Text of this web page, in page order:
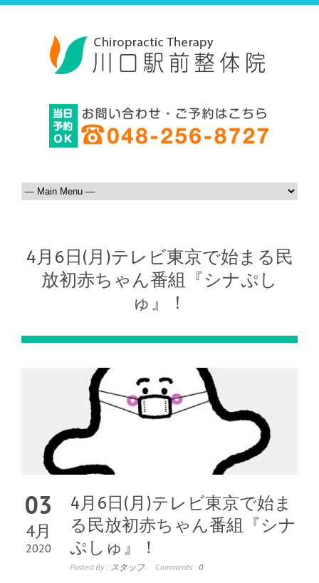
4月6日(月)テレビ東京で始まる民
放初赤ちゃん番組『シナぷし
ゅ』！
03
4月
2020
4月6日(月)テレビ東京で始ま
る民放初赤ちゃん番組『シナ
ぷしゅ』！
Posted By : スタッフ Comments : 0